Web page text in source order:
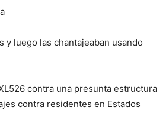
y luego las chantajeaban usando
contra una presunta estructura
contra residentes en Estados